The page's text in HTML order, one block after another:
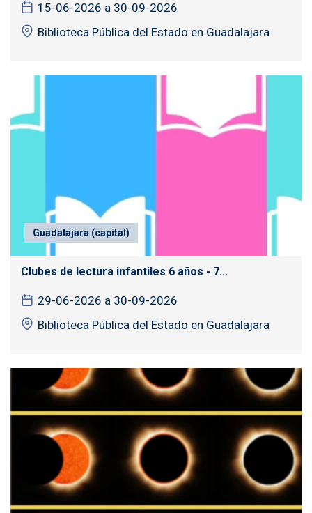
15-06-2026 a 30-09-2026
Biblioteca Pública del Estado en Guadalajara
Guadalajara (capital)
Clubes de lectura infantiles 6 años - 7...
29-06-2026 a 30-09-2026
Biblioteca Pública del Estado en Guadalajara